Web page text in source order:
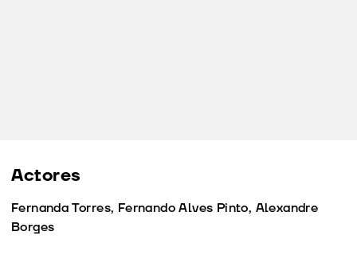
Actores
Fernanda Torres, Fernando Alves Pinto, Alexandre
Borges